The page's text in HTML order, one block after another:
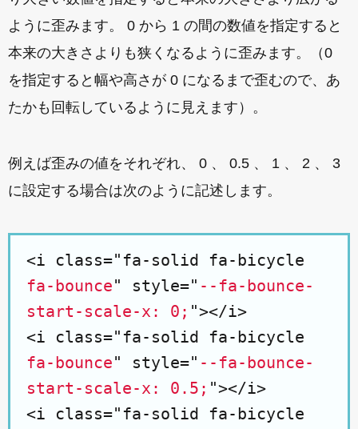
ように歪みます。 0 から 1 の間の数値を指定すると
本来の大きさよりも狭くなるように歪みます。（0
を指定すると幅や高さが 0 になるまで歪むので、あ
たかも回転しているように見えます）。
例えば歪みの値をそれぞれ、 0 、 0.5 、 1 、 2 、 3
に設定する場合は次のように記述します。
<i class="fa-solid fa-bicycle
fa-bounce" style=" --fa-bounce-
start-scale-x: 0; "></i>
<i class="fa-solid fa-bicycle
fa-bounce" style=" --fa-bounce-
start-scale-x: 0.5; "></i>
<i class="fa-solid fa-bicycle